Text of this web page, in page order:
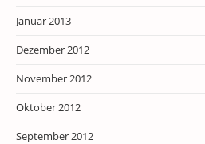
Januar 2013
Dezember 2012
November 2012
Oktober 2012
September 2012